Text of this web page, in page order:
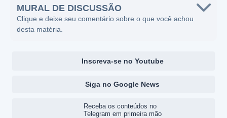
MURAL DE DISCUSSÃO
Clique e deixe seu comentário sobre o que você achou
desta matéria.
Inscreva-se no Youtube
Siga no Google News
Receba os conteúdos no
Telegram em primeira mão